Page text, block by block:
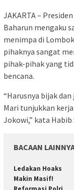
JAKARTA –
Baharun mengaku
menimpa di
pihaknya sangat
pihak-pihak yang
bencana.
“Harusnya bijak
Mari tunjukkan
Jokowi,” kata Habib
BACAAN
Ledakan Hoaks
Makin Masif!